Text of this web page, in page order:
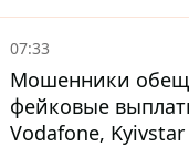
07:33
Мошенники
фейковые
Vodafone,